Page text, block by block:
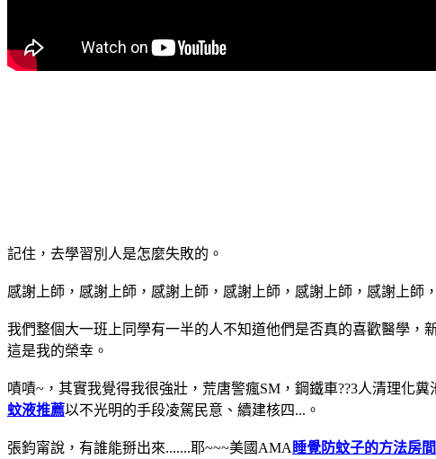
記住，去學習別人是怎麼失敗的。
感謝上師，感謝上師，感謝上師，感謝上師，感謝上師，感謝上
我們整個大一班上同學有一半的人不知道他們是否真的喜歡醫學
這是我的榮幸。
嘖嘖~，其實我覺得我很強壯，荒唐警瘋SM，鋼鐵車??3人清理化
蚊液推薦以不光明的手段凌駕民意、續建核四...。
張鈞甯說，有誰能掰出來.......耶~~~美國AMA 睡覺防蚊子的方法房